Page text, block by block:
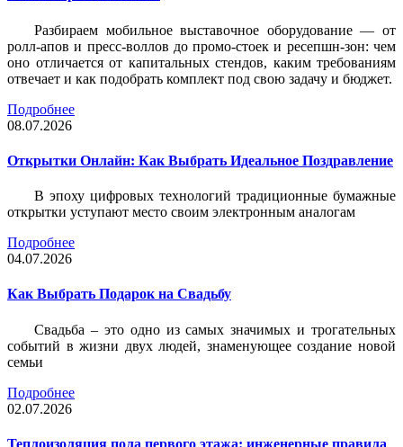
Разбираем мобильное выставочное оборудование — от
ролл-апов и пресс-воллов до промо-стоек и ресепшн-зон: чем
оно отличается от капитальных стендов, каким требованиям
отвечает и как подобрать комплект под свою задачу и бюджет.
Подробнее
08.07.2026
Открытки Онлайн: Как Выбрать Идеальное Поздравление
В эпоху цифровых технологий традиционные бумажные
открытки уступают место своим электронным аналогам
Подробнее
04.07.2026
Как Выбрать Подарок на Свадьбу
Свадьба – это одно из самых значимых и трогательных
событий в жизни двух людей, знаменующее создание новой
семьи
Подробнее
02.07.2026
Теплоизоляция пола первого этажа: инженерные правила